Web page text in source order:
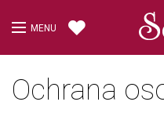
MENU
Ochrana